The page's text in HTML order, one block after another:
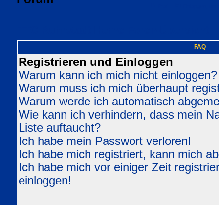
FAQ
Registrieren und Einloggen
Warum kann ich mich nicht einloggen?
Warum muss ich mich überhaupt
Warum werde ich automatisch
Wie kann ich verhindern, dass mein
Liste auftaucht?
Ich habe mein Passwort verloren!
Ich habe mich registriert, kann mich
Ich habe mich vor einiger Zeit
einloggen!